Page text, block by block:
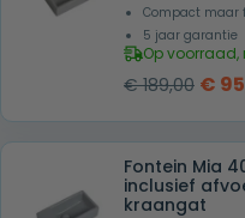
Compact maar
5 jaar garantie
Op voorraad,
€189,00
was:
€
€
Fontein Mia
inclusief
kraangat